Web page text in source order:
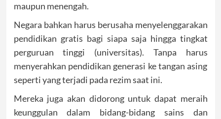
maupun menengah.
Negara bahkan harus berusaha menyelenggarakan
pendidikan gratis bagi siapa saja hingga tingkat
perguruan tinggi (universitas). Tanpa harus
menyerahkan pendidikan generasi ke tangan asing
seperti yang terjadi pada rezim saat ini.
Mereka juga akan didorong untuk dapat meraih
keunggulan dalam bidang-bidang sains dan